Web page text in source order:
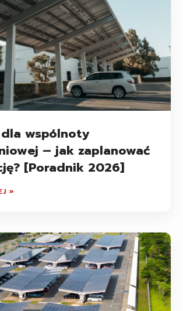
wspólnoty
– jak zaplanować
[Poradnik 2026]
»